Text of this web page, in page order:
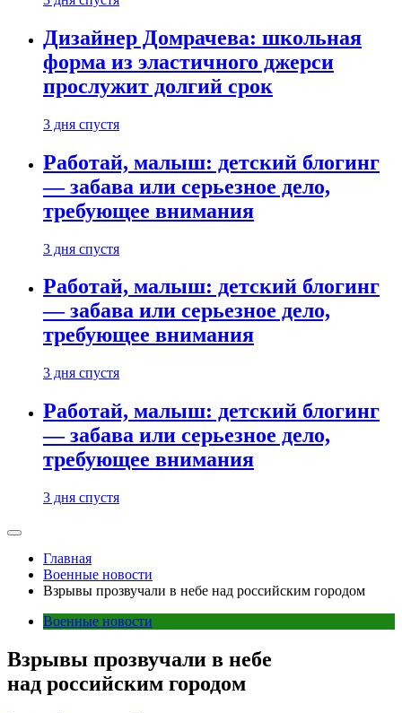
Дизайнер Домрачева: школьная
форма из эластичного джерси
прослужит долгий срок
3 дня спустя
Работай, малыш: детский блогинг
— забава или серьезное дело,
требующее внимания
3 дня спустя
Работай, малыш: детский блогинг
— забава или серьезное дело,
требующее внимания
3 дня спустя
Работай, малыш: детский блогинг
— забава или серьезное дело,
требующее внимания
3 дня спустя
Главная
Военные новости
Взрывы прозвучали в небе над российским городом
Военные новости
Взрывы прозвучали в небе
над российским городом